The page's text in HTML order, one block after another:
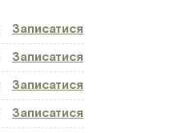
Записатися
Записатися
Записатися
Записатися